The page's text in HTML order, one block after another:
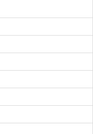
LA MÊME
: